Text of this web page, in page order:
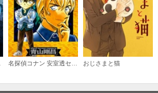
（８）
必要ポイント：530
購入する
おじさまと猫